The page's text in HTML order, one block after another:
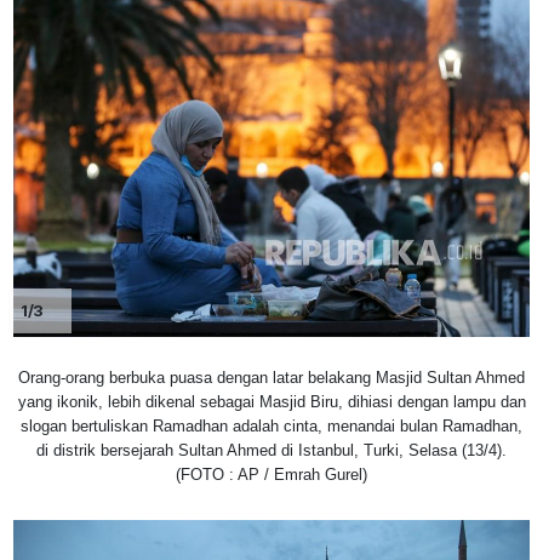
1/3
Orang-orang berbuka puasa dengan latar belakang Masjid Sultan Ahmed
yang ikonik, lebih dikenal sebagai Masjid Biru, dihiasi dengan lampu dan
slogan bertuliskan Ramadhan adalah cinta, menandai bulan Ramadhan,
di distrik bersejarah Sultan Ahmed di Istanbul, Turki, Selasa (13/4).
(FOTO : AP / Emrah Gurel)